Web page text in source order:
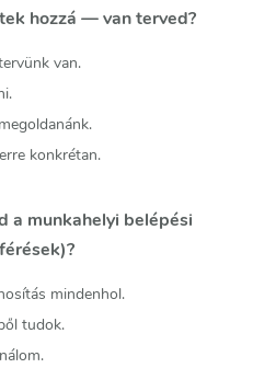
hozzá — van terved?
van.
konkrétan.
a munkahelyi belépési
mindenhol.
tudok.